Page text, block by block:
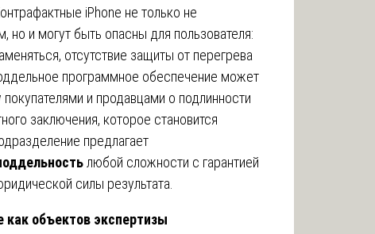
iPhone не только не
но и могут быть опасны для пользователя:
отсутствие защиты от перегрева
программное обеспечение может
и продавцами о подлинности
заключения, которое становится
предлагает
любой сложности с гарантией
силы результата.
объектов экспертизы